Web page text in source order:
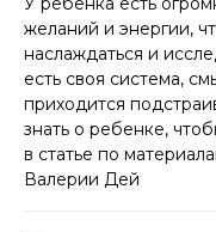
желаний и энергии,
наслаждаться и
есть своя система,
приходится
знать о ребенке,
в статье по
Валерии Дей